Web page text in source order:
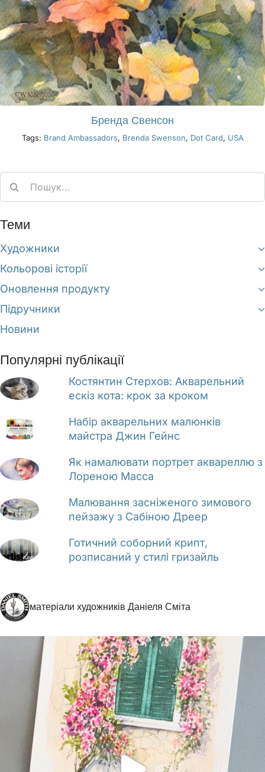
Бренда Свенсон
Tags: Brand Ambassadors, Brenda Swenson, Dot Card, USA
Теми
Художники
Кольорові історії
Оновлення продукту
Підручники
Новини
Популярні публікації
Костянтин Стерхов: Акварельний
ескіз кота: крок за кроком
Набір акварельних малюнків
майстра Джин Гейнс
Як намалювати портрет аквареллю з
Лореною Масса
Малювання засніженого зимового
пейзажу з Сабіною Дреер
Готичний соборний крипт,
розписаний у стилі гризайль
матеріали художників Даніеля Сміта